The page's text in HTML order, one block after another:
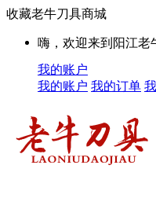
收藏老牛刀具商城
嗨，欢迎来到阳江老
我的账户
我的账户 我的订单